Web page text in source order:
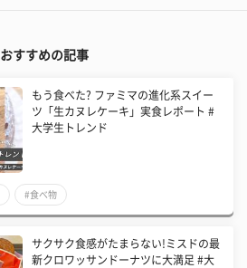
おすすめの記事
もう食べた? ファミマの進化系スイー
ツ「生カヌレケーキ」実食レポート #
大学生トレンド
#食べ物
サクサク食感がたまらない!ミスドの最
新クロワッサンドーナツに大満足 #大